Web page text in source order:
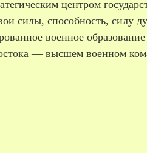
центром
силы, способность, силу
военное
— высшем военном